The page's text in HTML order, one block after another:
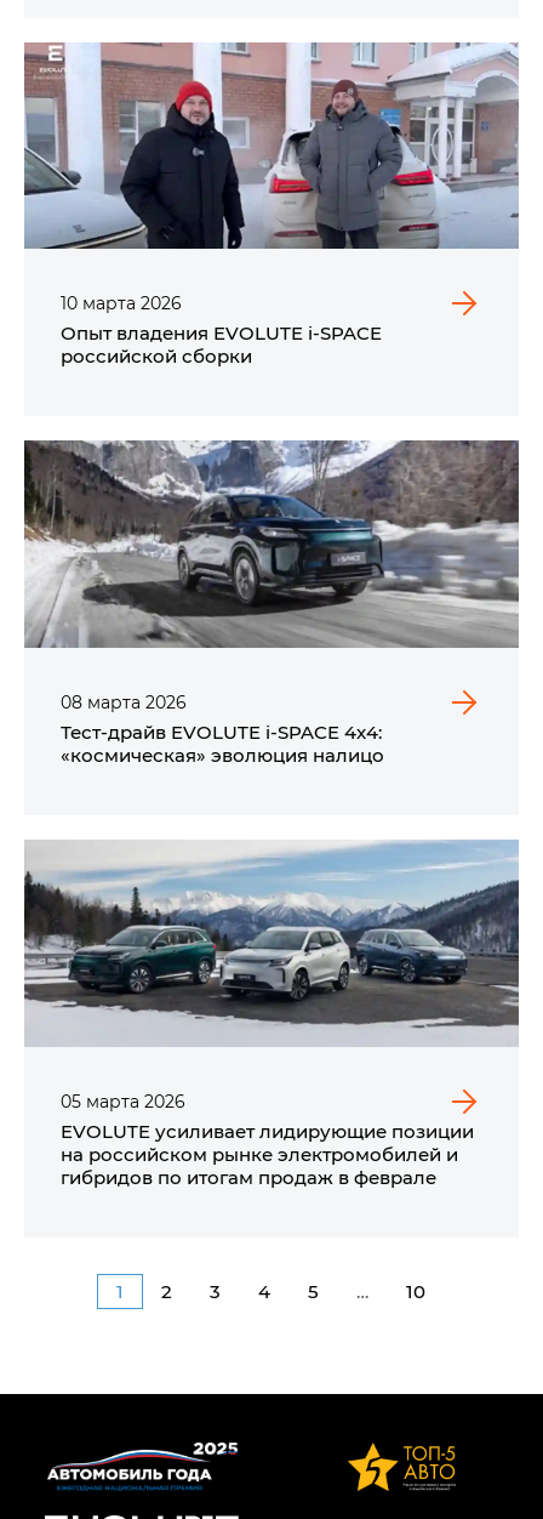
10 марта 2026
Опыт владения EVOLUTE i‑SPACE
российской сборки
08 марта 2026
Тест-драйв EVOLUTE i‑SPACE 4x4:
«космическая» эволюция налицо
05 марта 2026
EVOLUTE усиливает лидирующие позиции
на российском рынке электромобилей и
гибридов по итогам продаж в феврале
1 2 3 4 5 … 10